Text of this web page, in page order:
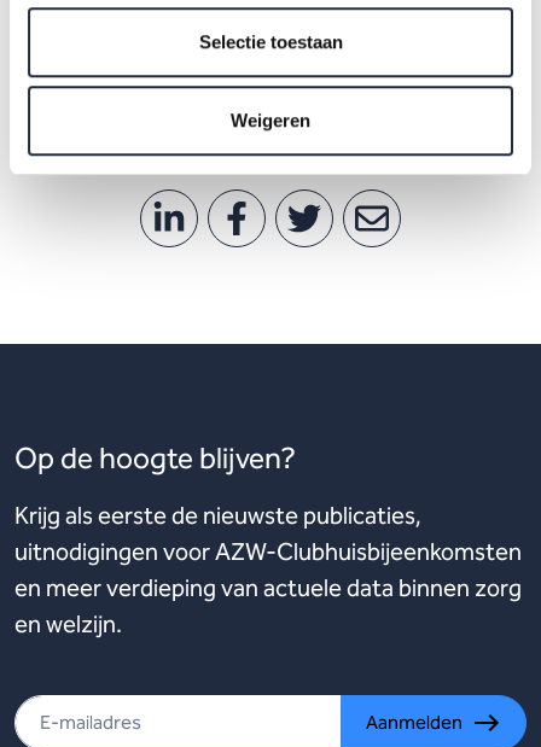
Selectie toestaan
Weigeren
Datum: 25 november 2025
Plaats: De Zalen van Zeven, Utrecht
Tijd: 13.00 – 17.00 uur
Op de hoogte blijven?
Krijg als eerste de nieuwste publicaties,
uitnodigingen voor AZW-Clubhuisbijeenkomsten
en meer verdieping van actuele data binnen zorg
en welzijn.
Aanmelden